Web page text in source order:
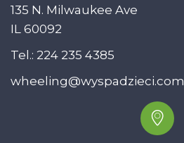
135 N. Milwaukee Ave
IL 60092
Tel.: 224 235 4385
wheeling@wyspadzieci.com